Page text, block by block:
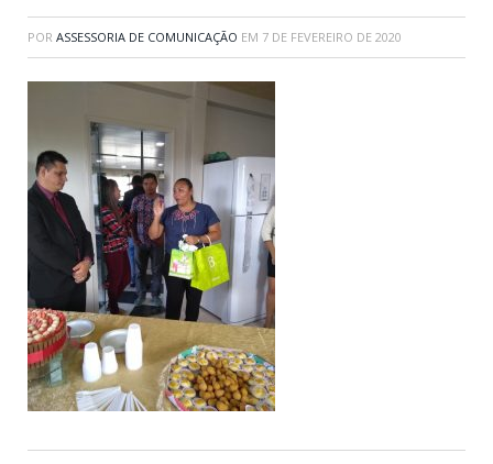
POR ASSESSORIA DE COMUNICAÇÃO EM 7 DE FEVEREIRO DE 2020